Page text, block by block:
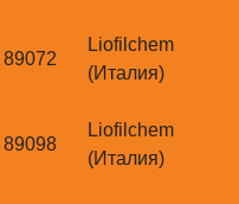
89072
Liofilchem
(Италия)
89098
Liofilchem
(Италия)